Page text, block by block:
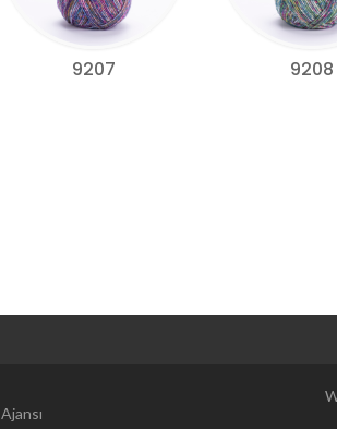
9207 9208
Web Tasarım |
Ajansı